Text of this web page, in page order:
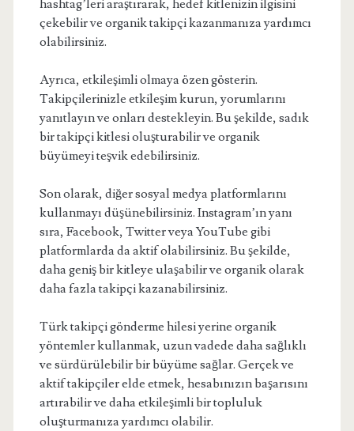
hashtag’leri araştırarak, hedef kitlenizin ilgisini
çekebilir ve organik takipçi kazanmanıza yardımcı
olabilirsiniz.
Ayrıca, etkileşimli olmaya özen gösterin.
Takipçilerinizle etkileşim kurun, yorumlarını
yanıtlayın ve onları destekleyin. Bu şekilde, sadık
bir takipçi kitlesi oluşturabilir ve organik
büyümeyi teşvik edebilirsiniz.
Son olarak, diğer sosyal medya platformlarını
kullanmayı düşünebilirsiniz. Instagram’ın yanı
sıra, Facebook, Twitter veya YouTube gibi
platformlarda da aktif olabilirsiniz. Bu şekilde,
daha geniş bir kitleye ulaşabilir ve organik olarak
daha fazla takipçi kazanabilirsiniz.
Türk takipçi gönderme hilesi yerine organik
yöntemler kullanmak, uzun vadede daha sağlıklı
ve sürdürülebilir bir büyüme sağlar. Gerçek ve
aktif takipçiler elde etmek, hesabınızın başarısını
artırabilir ve daha etkileşimli bir topluluk
oluşturmanıza yardımcı olabilir.